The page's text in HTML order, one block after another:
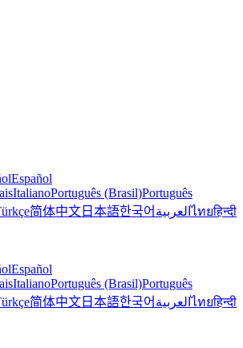
Español
ItalianoPortuguês (Brasil)Português
简体中文 日本語한국어 العربيةไทยहिन्दी
Español
ItalianoPortuguês (Brasil)Português
简体中文 日本語한국어 العربيةไทยहिन्दी